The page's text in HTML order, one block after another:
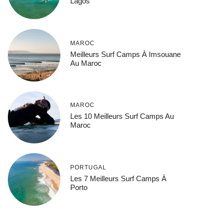
MAROC
Meilleurs Surf Camps À Imsouane
Au Maroc
MAROC
Les 10 Meilleurs Surf Camps Au
Maroc
PORTUGAL
Les 7 Meilleurs Surf Camps À
Porto